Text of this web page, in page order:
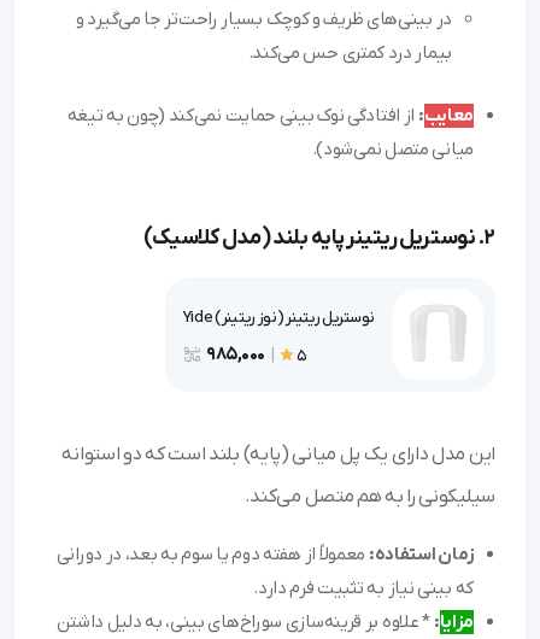
در بینی‌های ظریف و کوچک بسیار راحت‌تر جا می‌گیرد و
بیمار درد کمتری حس می‌کند.
معایب: از افتادگی نوک بینی حمایت نمی‌کند (چون به تیغه
میانی متصل نمی‌شود).
۲. نوستریل ریتینر پایه بلند (مدل کلاسیک)
نوستریل ریتینر (نوز ریتینر) Yide
5
985,000
این مدل دارای یک پل میانی (پایه) بلند است که دو استوانه
سیلیکونی را به هم متصل می‌کند.
زمان استفاده: معمولاً از هفته دوم یا سوم به بعد، در دورانی
که بینی نیاز به تثبیت فرم دارد.
مزایا: * علاوه بر قرینه‌سازی سوراخ‌های بینی، به دلیل داشتن